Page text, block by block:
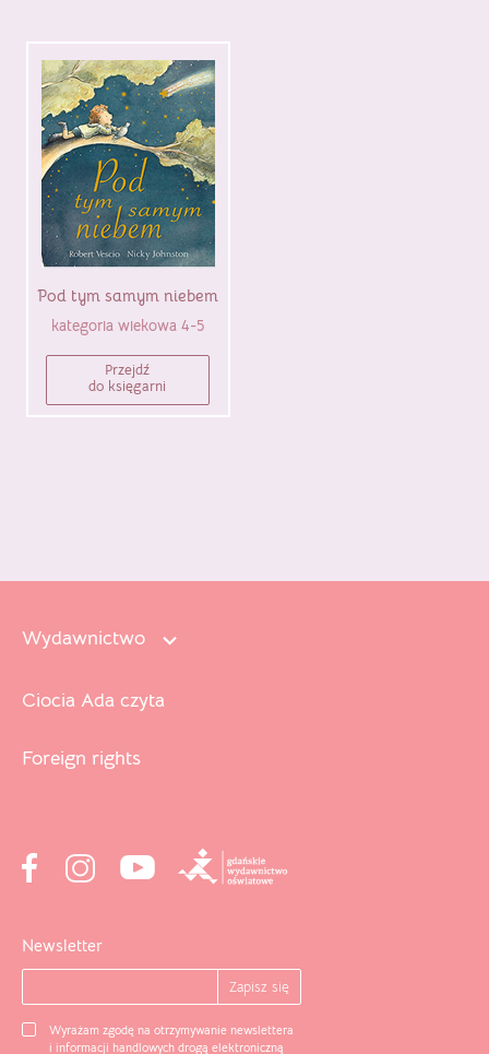
Pod tym samym niebem
kategoria wiekowa 4-5
Przejdź
do księgarni
Wydawnictwo
Ciocia Ada czyta
Foreign rights
Newsletter
Wyrażam zgodę na otrzymywanie newslettera
i informacji handlowych drogą elektroniczną